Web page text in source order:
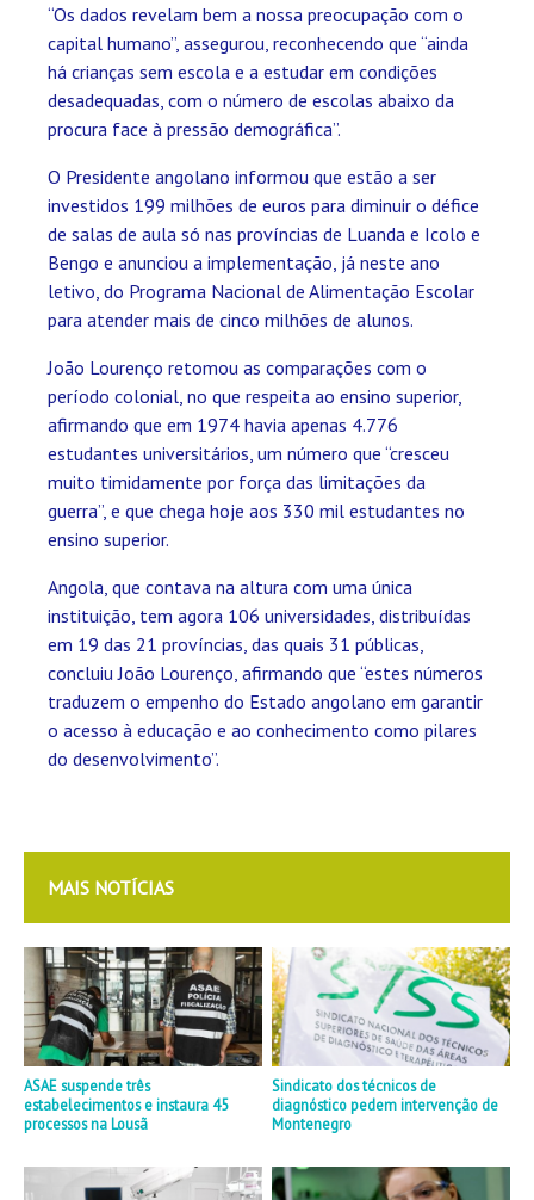
“Os dados revelam bem a nossa preocupação com o
capital humano”, assegurou, reconhecendo que “ainda
há crianças sem escola e a estudar em condições
desadequadas, com o número de escolas abaixo da
procura face à pressão demográfica”.
O Presidente angolano informou que estão a ser
investidos 199 milhões de euros para diminuir o défice
de salas de aula só nas províncias de Luanda e Icolo e
Bengo e anunciou a implementação, já neste ano
letivo, do Programa Nacional de Alimentação Escolar
para atender mais de cinco milhões de alunos.
João Lourenço retomou as comparações com o
período colonial, no que respeita ao ensino superior,
afirmando que em 1974 havia apenas 4.776
estudantes universitários, um número que “cresceu
muito timidamente por força das limitações da
guerra”, e que chega hoje aos 330 mil estudantes no
ensino superior.
Angola, que contava na altura com uma única
instituição, tem agora 106 universidades, distribuídas
em 19 das 21 províncias, das quais 31 públicas,
concluiu João Lourenço, afirmando que “estes números
traduzem o empenho do Estado angolano em garantir
o acesso à educação e ao conhecimento como pilares
do desenvolvimento”.
MAIS NOTÍCIAS
ASAE suspende três
estabelecimentos e instaura 45
processos na Lousã
Sindicato dos técnicos de
diagnóstico pedem intervenção de
Montenegro